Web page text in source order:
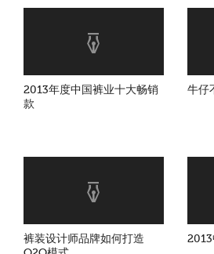
2013年度中国裤业十大畅销
款
牛仔
裤装设计师品牌如何打造
2013